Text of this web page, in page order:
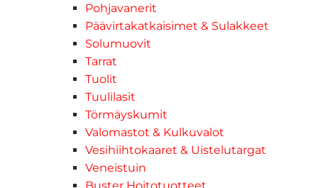
Pohjavanerit
Päävirtakatkaisimet & Sulakkeet
Solumuovit
Tarrat
Tuolit
Tuulilasit
Törmäyskumit
Valomastot & Kulkuvalot
Vesihiihtokaaret & Uistelutargat
Veneistuin